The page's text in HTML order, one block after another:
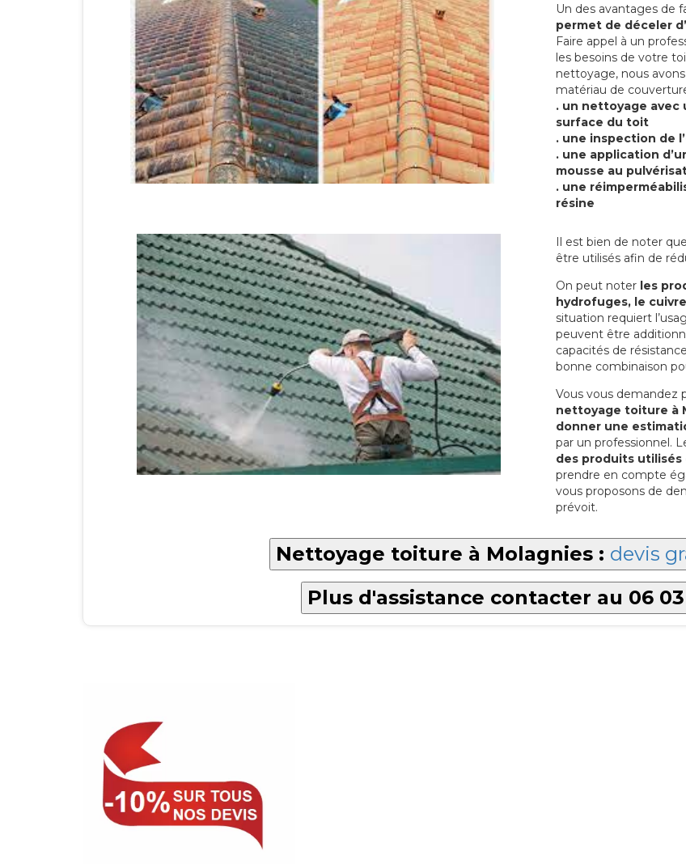
Un des avantages de
permet de déceler
Faire appel à un
les besoins de votre
nettoyage, nous
matériau de
. un nettoyage avec
surface du toit
. une inspection de
. une application
mousse au
. une
résine
Il est bien de noter
être utilisés afin de
On peut noter les
hydrofuges, le
situation requiert
peuvent être
capacités de
bonne combinaison
Vous vous
nettoyage toiture à
donner une
par un professionnel.
des produits
prendre en compte
vous proposons de
prévoit.
Nettoyage toiture à Molagnies : devis
Plus d'assistance contacter au 06